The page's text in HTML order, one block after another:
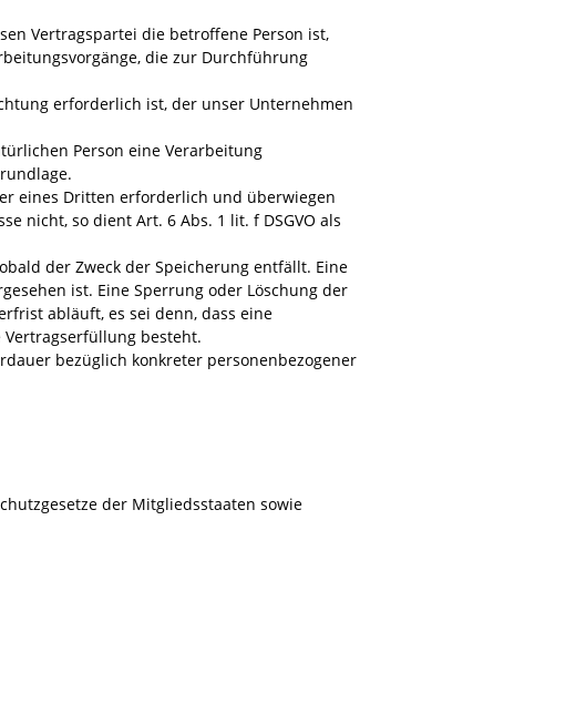
Vertragspartei die betroffene Person ist,
die zur Durchführung
erforderlich ist, der unser Unternehmen
Person eine Verarbeitung
eines Dritten erforderlich und überwiegen
nicht, so dient Art. 6 Abs. 1 lit. f DSGVO als
der Zweck der Speicherung entfällt. Eine
ist. Eine Sperrung oder Löschung der
abläuft, es sei denn, dass eine
besteht.
bezüglich konkreter personenbezogener
der Mitgliedsstaaten sowie